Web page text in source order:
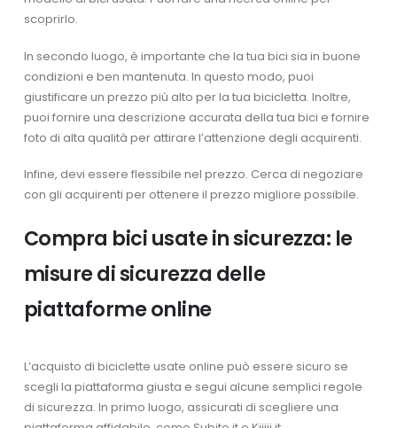
scoprirlo.
In secondo luogo, è importante che la tua bici sia in buone
condizioni e ben mantenuta. In questo modo, puoi
giustificare un prezzo più alto per la tua bicicletta. Inoltre,
puoi fornire una descrizione accurata della tua bici e fornire
foto di alta qualità per attirare l’attenzione degli acquirenti.
Infine, devi essere flessibile nel prezzo. Cerca di negoziare
con gli acquirenti per ottenere il prezzo migliore possibile.
Compra bici usate in sicurezza: le
misure di sicurezza delle
piattaforme online
L’acquisto di biciclette usate online può essere sicuro se
scegli la piattaforma giusta e segui alcune semplici regole
di sicurezza. In primo luogo, assicurati di scegliere una